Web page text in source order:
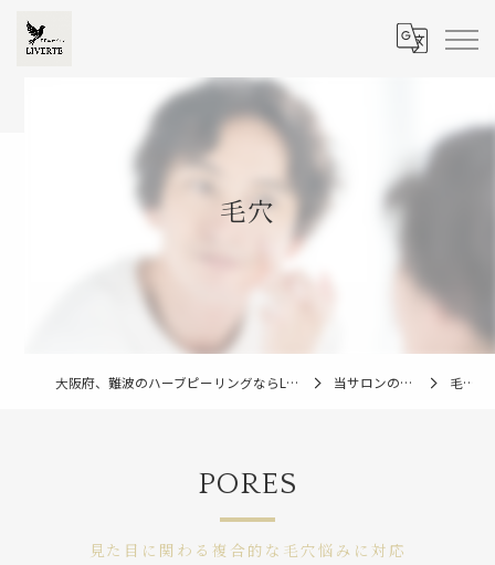
毛穴
大阪府、難波のハーブピーリングならLIVERTE 当サロンの特徴 毛穴
見た目に関わる複合的な毛穴悩みに対応
PORES